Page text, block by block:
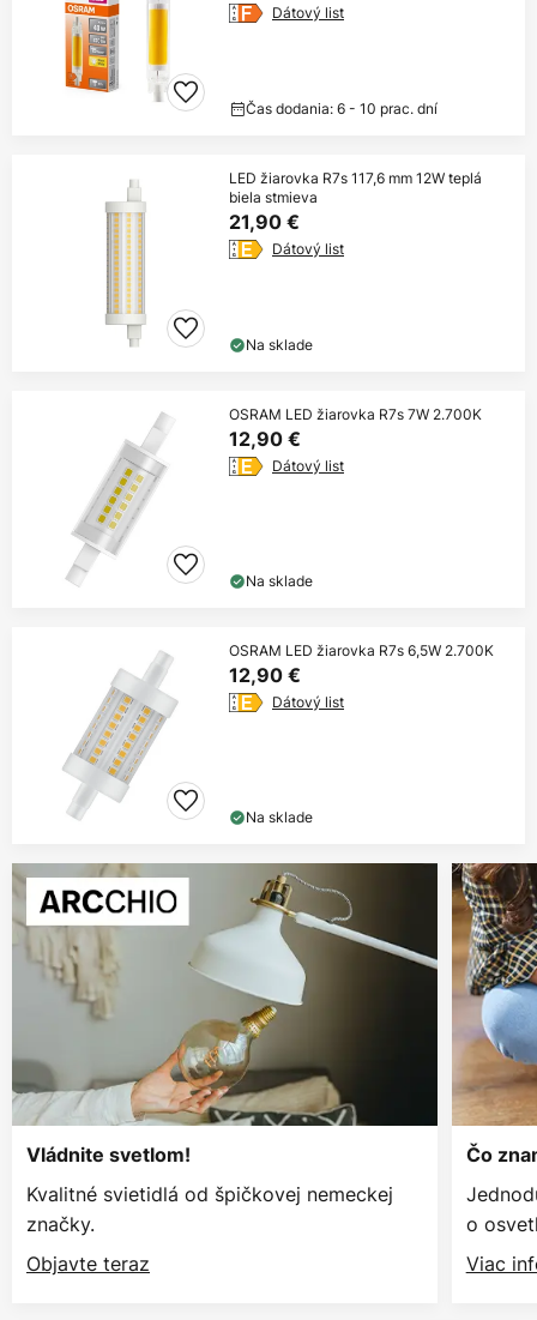
Dátový list
Čas dodania: 6 - 10 prac. dní
LED žiarovka R7s 117,6 mm 12W teplá
biela stmieva
21,90 €
Dátový list
Na sklade
OSRAM LED žiarovka R7s 7W 2.700K
12,90 €
Dátový list
Na sklade
OSRAM LED žiarovka R7s 6,5W 2.700K
12,90 €
Dátový list
Na sklade
Vládnite svetlom!
Kvalitné svietidlá od špičkovej nemeckej
značky.
Objavte teraz
Čo
o
Viac